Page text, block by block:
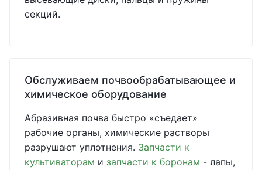
секций.
Обслуживаем почвообрабатывающее и
химическое оборудование
Абразивная почва быстро «съедает»
рабочие органы, химические растворы
разрушают уплотнения. Запчасти к
культиваторам и запчасти к боронам - лапы,